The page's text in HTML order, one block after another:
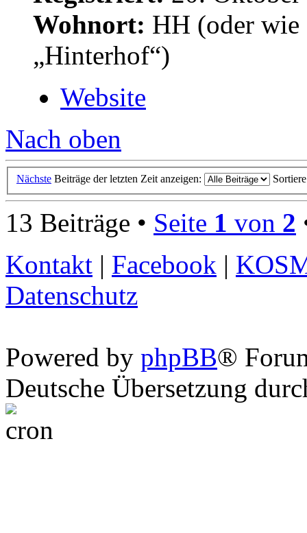
Wohnort: HH (oder wie
„Hinterhof“)
Website
Nach oben
Nächste Beiträge der letzten Zeit anzeigen:
13 Beiträge • Seite 1 von 2
Kontakt | Facebook |
Datenschutz
Powered by phpBB®
Deutsche Übersetzung